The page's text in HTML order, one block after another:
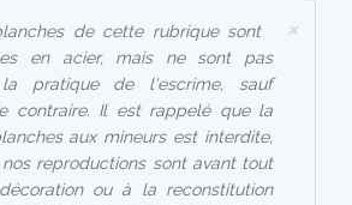
×
de cette rubrique sont
en acier, mais ne sont pas
pratique de l'escrime, sauf
contraire. Il est rappelé que la
aux mineurs est interdite,
reproductions sont avant tout
ou à la reconstitution